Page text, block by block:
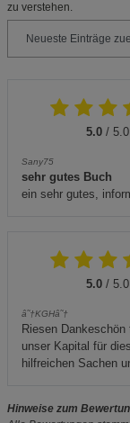
zu verstehen.
5.0 / 5.0
Sany75
sehr gutes Buch
ein sehr gutes,
5.0 / 5.0
â˜†KGHâ˜†
Riesen
unser Kapital für
hilfreichen Sachen
Hinweise zum